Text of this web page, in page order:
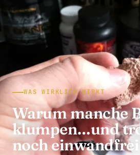
WAS WIRKLICH WIRKT
Warum manche
klumpen…und
noch